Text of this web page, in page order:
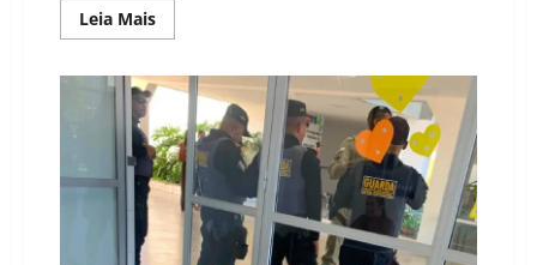
Leia MaisRead
more
federal
autoriza
mulheres
a
portar
spray
de
pimenta
para
defesa
pessoal